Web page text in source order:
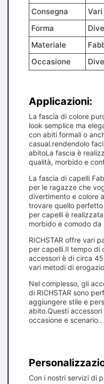
Consegna
Forma
Materiale
Occasione
Applicazioni:
La fascia di colore
look semplice ma
con abiti formali o
casual.rendendolo
abitoLa fascia è
qualità, morbido e
La fascia di capelli
per le ragazze che
divertimento e colore
trovare quello
per capelli è
morbido e comodo da
RICHSTAR offre vari
per capelli.Il tempo di
accessori è di circa
vari metodi di
Nel complesso, gli
di RICHSTAR sono
aggiungere stile e
abito.Questi
occasione e scenario..
Con i nostri servizi di